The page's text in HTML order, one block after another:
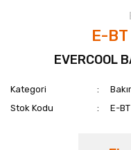
E-
EVERCOOL
Kategori
Stok Kodu
E-